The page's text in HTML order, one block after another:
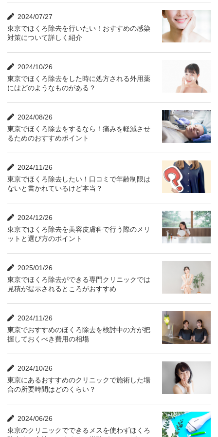
2024/07/27
東京でほくろ除去を行いたい！おすすめの感染
対策について詳しく紹介
2024/10/26
東京でほくろ除去をした時に処方される外用薬
にはどのようなものがある？
2024/08/26
東京でほくろ除去をするなら！痛みを軽減させ
るためのおすすめポイント
2024/11/26
東京でほくろ除去したい！口コミで年齢制限は
ないと書かれているけど本当？
2024/12/26
東京でほくろ除去を美容皮膚科で行う際のメリ
ットと選び方のポイント
2025/01/26
東京でほくろ除去ができる専門クリニックでは
見積が提示されるところがおすすめ
2024/11/26
東京でおすすめのほくろ除去を検討中の方が把
握しておくべき費用の相場
2024/10/26
東京にあるおすすめのクリニックで施術した場
合の所要時間はどのくらい？
2024/06/26
東京のクリニックでできるメスを使わずほくろ